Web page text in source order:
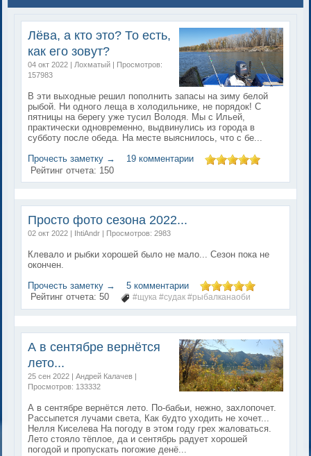
Лёва, а кто это? То есть,
как его зовут?
04 окт 2022 | Лохматый | Просмотров:
157983
В эти выходные решил пополнить запасы на зиму белой
рыбой. Ни одного леща в холодильнике, не порядок! С
пятницы на берегу уже тусил Володя. Мы с Ильей,
практически одновременно, выдвинулись из города в
субботу после обеда. На месте выяснилось, что с бе...
Прочесть заметку →
19 комментарии
Рейтинг отчета: 150
Просто фото сезона 2022...
02 окт 2022 | IhtiAndr | Просмотров: 2983
Клевало и рыбки хорошей было не мало... Сезон пока не
окончен.
Прочесть заметку →
5 комментарии
Рейтинг отчета:50 #щука #судак #рыбалканаоби
А в сентябре вернётся
лето...
25 сен 2022 | Андрей Калачев |
Просмотров: 133332
А в сентябре вернётся лето. По-бабьи, нежно, захлопочет.
Рассыпется лучами света, Как будто уходить не хочет...
Нелля Киселева На погоду в этом году грех жаловаться.
Лето стояло тёплое, да и сентябрь радует хорошей
погодой и пропускать погожие денё...